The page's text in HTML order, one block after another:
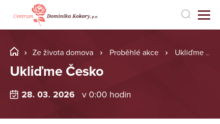
Ze života domova Proběhlé akce Ukliďme Česko
Ukliďme Česko
28. 03. 2026 v 0:00 hodin